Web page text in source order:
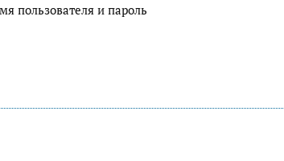
пользователя и пароль